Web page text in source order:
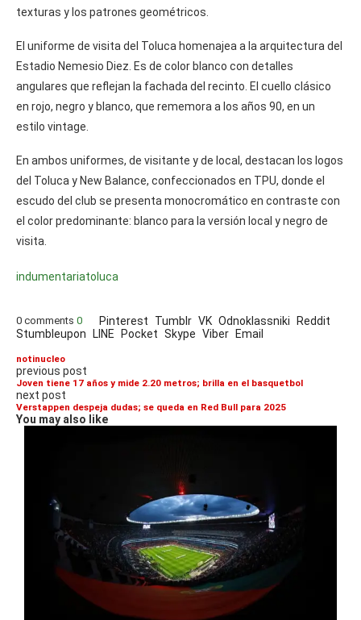
texturas y los patrones geométricos.
El uniforme de visita del Toluca homenajea a la arquitectura del
Estadio Nemesio Diez. Es de color blanco con detalles
angulares que reflejan la fachada del recinto. El cuello clásico
en rojo, negro y blanco, que rememora a los años 90, en un
estilo vintage.
En ambos uniformes, de visitante y de local, destacan los logos
del Toluca y New Balance, confeccionados en TPU, donde el
escudo del club se presenta monocromático en contraste con
el color predominante: blanco para la versión local y negro de
visita.
indumentariatoluca
0 comments 0 Pinterest Tumblr VK Odnoklassniki
Reddit
Stumbleupon
LINE Pocket Skype Viber Email
notinucleo
previous post
Joven tiene 17 años y mide 2.20 metros; brilla en el basquetbol
next post
Verstappen despeja dudas; se queda en Red Bull para 2025
You may also like